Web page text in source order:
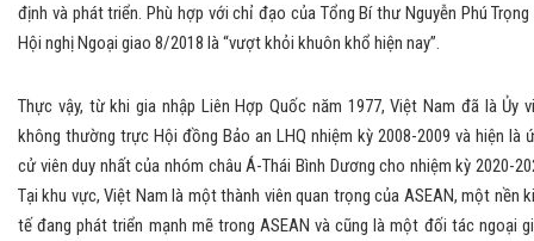
định và phát triển. Phù hợp với chỉ đạo của Tổng Bí thư Nguyễn Phú
Hội nghị Ngoại giao 8/2018 là “vượt khỏi khuôn khổ hiện nay”.
Thực vậy, từ khi gia nhập Liên Hợp Quốc năm 1977, Việt Nam đã là Ủy
không thường trực Hội đồng Bảo an LHQ nhiệm kỳ 2008-2009 và hiện là
cử viên duy nhất của nhóm châu Á-Thái Bình Dương cho nhiệm kỳ 2020-
Tại khu vực, Việt Nam là một thành viên quan trọng của ASEAN, một nền
tế đang phát triển mạnh mẽ trong ASEAN và cũng là một đối tác ngoại